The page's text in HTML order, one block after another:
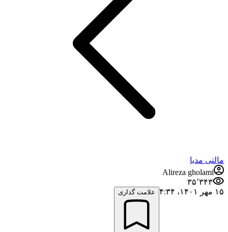
مالتی مدیا
Alireza gholami
۳۵٬۳۴۳
۱۵ مهر ۱۴۰۱،‏ ۴:۳۴
علامت گذاری